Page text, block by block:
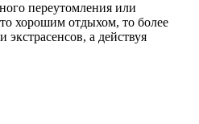
переутомления или
хорошим отдыхом, то более
а действуя